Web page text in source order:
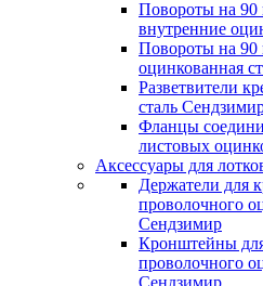
Повороты на 90
внутренние
Повороты на 90
оцинкованная
Разветвители
сталь
Фланцы
листовых
Аксессуары для
Держатели для
проволочного
Сендзимир
Кронштейны
проволочного
Сендзимир